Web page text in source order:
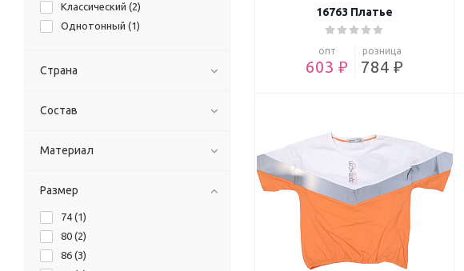
16763 Платье
опт
603 ₽
розница
784 ₽
Классический (2)
Однотонный (1)
Страна
Состав
Материал
Размер
74 (1)
80 (2)
86 (3)